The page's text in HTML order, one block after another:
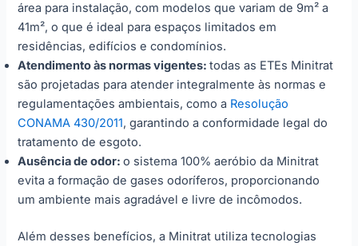
área para instalação, com modelos que variam de 9m² a
41m², o que é ideal para espaços limitados em
residências, edifícios e condomínios.
Atendimento às normas vigentes:todas as ETEs Minitrat
são projetadas para atender integralmente às normas e
regulamentações ambientais, como a Resolução
CONAMA 430/2011, garantindo a conformidade legal do
tratamento de esgoto.
Ausência de odor:o sistema 100% aeróbio da Minitrat
evita a formação de gases odoríferos, proporcionando
um ambiente mais agradável e livre de incômodos.
Além desses benefícios, a Minitrat utiliza tecnologias